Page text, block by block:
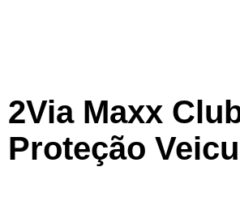
2Via Maxx
Proteção